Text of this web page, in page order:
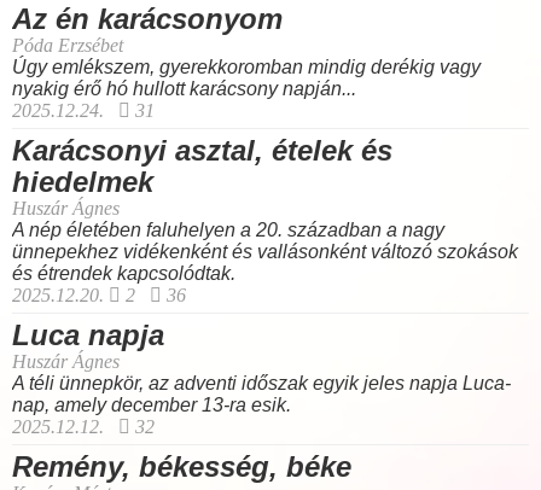
Az én karácsonyom
Póda Erzsébet
Úgy emlékszem, gyerekkoromban mindig derékig vagy
nyakig érő hó hullott karácsony napján...
2025.12.24.
31
Karácsonyi asztal, ételek és
hiedelmek
Huszár Ágnes
A nép életében faluhelyen a 20. században a nagy
ünnepekhez vidékenként és vallásonként változó szokások
és étrendek kapcsolódtak.
2025.12.20.
2 36
Luca napja
Huszár Ágnes
A téli ünnepkör, az adventi időszak egyik jeles napja Luca-
nap, amely december 13-ra esik.
2025.12.12.
32
Remény, békesség, béke